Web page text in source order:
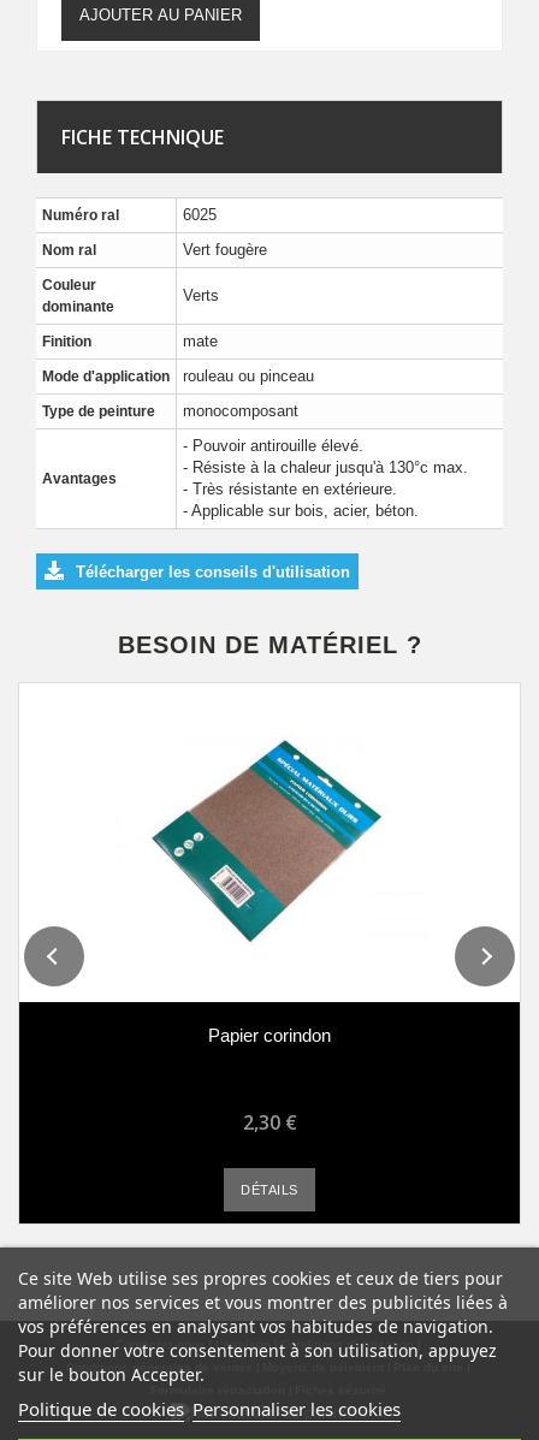
AJOUTER AU PANIER
FICHE TECHNIQUE
Numéro ral 6025
Nom ral Vert fougère
Couleur
dominante
Verts
Finition mate
Mode d'application rouleau ou pinceau
Type de peinture monocomposant
Avantages
- Pouvoir antirouille élevé.
- Résiste à la chaleur jusqu'à 130°c max.
- Très résistante en extérieure.
- Applicable sur bois, acier, béton.
Télécharger les conseils d'utilisation
BESOIN DE MATÉRIEL ?
Papier corindon
2,30 €
DÉTAILS
Contactez-nous Livraison
Conditions d'utilisation
Conditions générales de ventes
Formulaire rétractation
Ce site Web utilise ses propres cookies et ceux de tiers pour
améliorer nos services et vous montrer des publicités liées à
vos préférences en analysant vos habitudes de navigation.
Pour donner votre consentement à son utilisation, appuyez
sur le bouton Accepter.
Politique de cookies Personnaliser les cookies